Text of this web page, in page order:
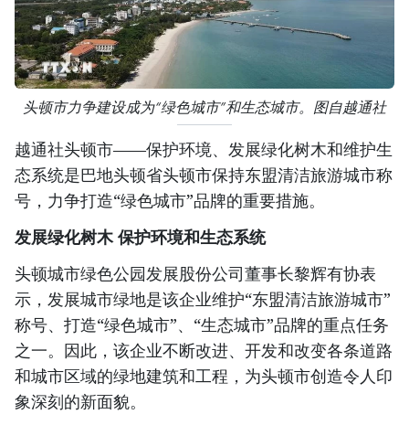
头顿市力争建设成为“绿色城市”和生态城市。图自越通社
越通社头顿市——保护环境、发展绿化树木和维护生
态系统是巴地头顿省头顿市保持东盟清洁旅游城市称
号，力争打造“绿色城市”品牌的重要措施。
发展绿化树木 保护环境和生态系统
头顿城市绿色公园发展股份公司董事长黎辉有协表
示，发展城市绿地是该企业维护“东盟清洁旅游城市”
称号、打造“绿色城市”、“生态城市”品牌的重点任务
之一。因此，该企业不断改进、开发和改变各条道路
和城市区域的绿地建筑和工程，为头顿市创造令人印
象深刻的新面貌。